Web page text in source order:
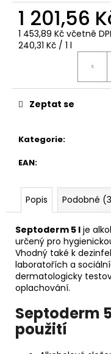
1 201,56
1 453,89 Kč včetně
Měrná
240,31 Kč / 1 l
Kategorie:
EAN:
Zeptat se
Popis Podobné
Septoderm 5 l je
určený pro
Vhodný také k
laboratořích a
dermatologicky
oplachování.
Septoderm
použití
č
e